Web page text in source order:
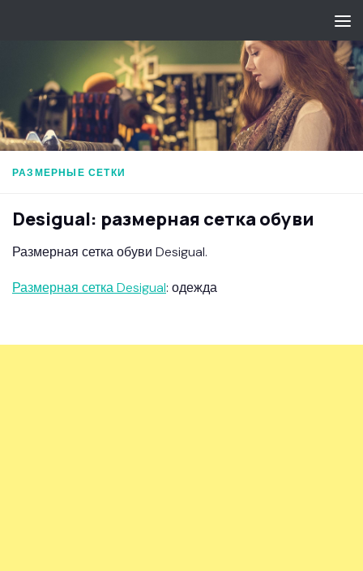
РАЗМЕРНЫЕ СЕТКИ
Desigual: размерная сетка обуви
Размерная сетка обуви Desigual.
Размерная сетка Desigual: одежда